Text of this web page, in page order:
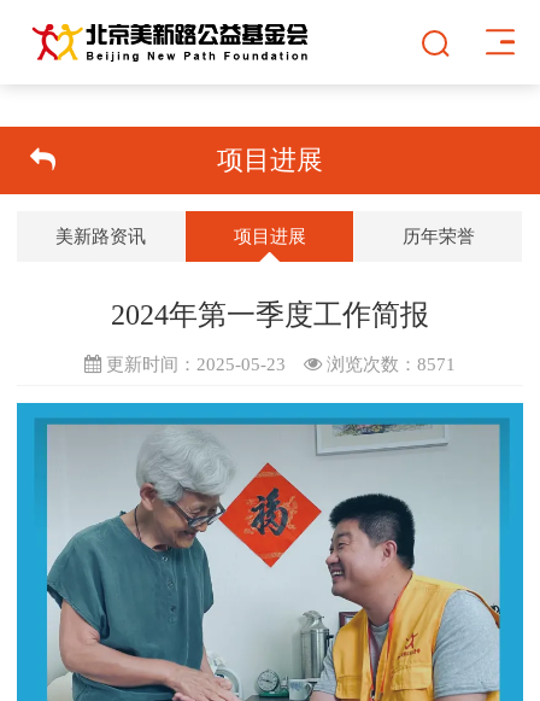
项目进展
美新路资讯 项目进展 历年荣誉
2024年第一季度工作简报
更新时间：2025-05-23 浏览次数： 8571